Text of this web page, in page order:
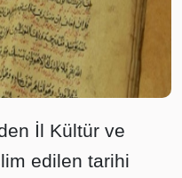
İl Kültür ve
edilen tarihi